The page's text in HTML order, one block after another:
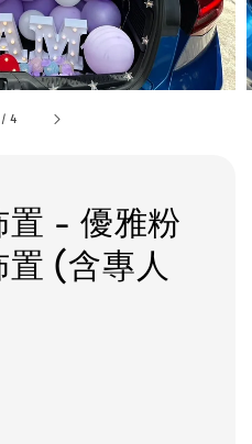
/4
置 - 優雅粉
(含專人